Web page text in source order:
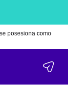
posesiona como